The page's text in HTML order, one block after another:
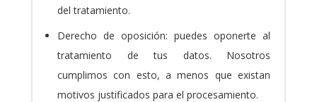
del tratamiento.
Derecho de oposición: puedes oponerte al
tratamiento de tus datos. Nosotros
cumplimos con esto, a menos que existan
motivos justificados para el procesamiento.